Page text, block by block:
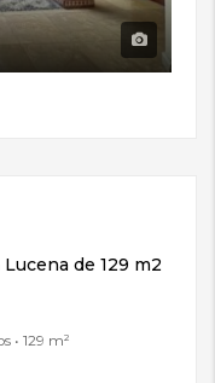
de 129 m2
• 129 m²